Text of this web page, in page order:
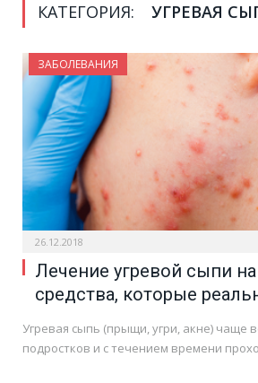
КАТЕГОРИЯ: УГРЕВАЯ
ЗАБОЛЕВАНИЯ
26.12.2018
Лечение угревой сыпи
средства, которые
Угревая сыпь (прыщи, угри, акне) чаще
подростков и с течением времени